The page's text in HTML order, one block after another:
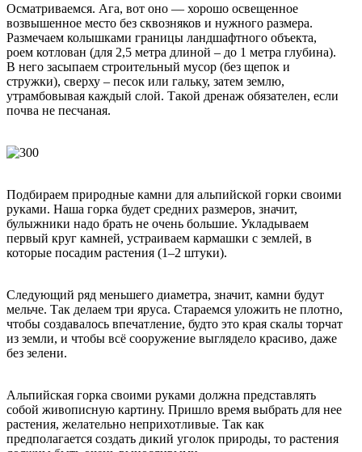
Осматриваемся. Ага, вот оно — хорошо освещенное
возвышенное место без сквозняков и нужного размера.
Размечаем колышками границы ландшафтного объекта,
роем котлован (для 2,5 метра длиной – до 1 метра глубина).
В него засыпаем строительный мусор (без щепок и
стружки), сверху – песок или гальку, затем землю,
утрамбовывая каждый слой. Такой дренаж обязателен, если
почва не песчаная.
Подбираем природные камни для альпийской горки своими
руками. Наша горка будет средних размеров, значит,
булыжники надо брать не очень большие. Укладываем
первый круг камней, устраиваем кармашки с землей, в
которые посадим растения (1–2 штуки).
Следующий ряд меньшего диаметра, значит, камни будут
мельче. Так делаем три яруса. Стараемся уложить не плотно,
чтобы создавалось впечатление, будто это края скалы торчат
из земли, и чтобы всё сооружение выглядело красиво, даже
без зелени.
Альпийская горка своими руками должна представлять
собой живописную картину. Пришло время выбрать для нее
растения, желательно неприхотливые. Так как
предполагается создать дикий уголок природы, то растения